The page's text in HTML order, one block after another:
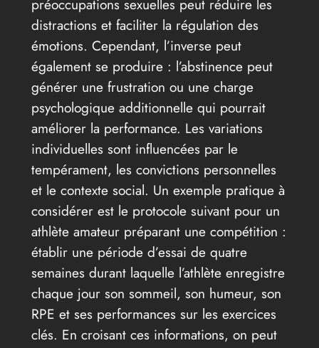
préoccupations sexuelles peut réduire les
distractions et faciliter la régulation des
émotions. Cependant, l’inverse peut
également se produire : l’abstinence peut
générer une frustration ou une charge
psychologique additionnelle qui pourrait
améliorer la performance. Les variations
individuelles sont influencées par le
tempérament, les convictions personnelles
et le contexte social. Un exemple pratique à
considérer est le protocole suivant pour un
athlète amateur préparant une compétition :
établir une période d’essai de quatre
semaines durant laquelle l’athlète enregistre
chaque jour son sommeil, son humeur, son
RPE et ses performances sur les exercices
clés. En croisant ces informations, on peut